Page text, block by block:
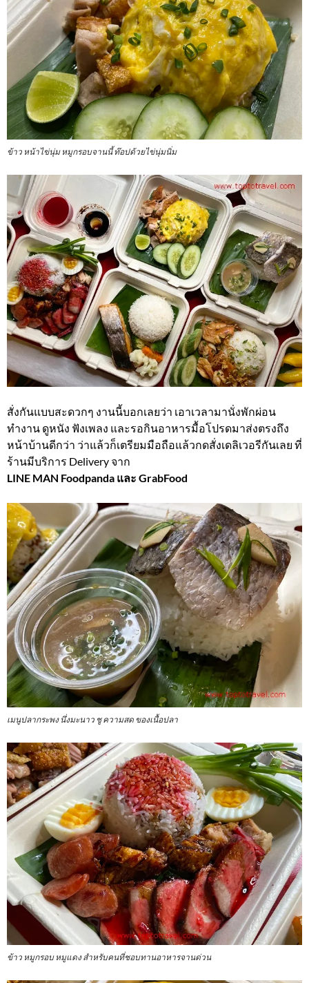
ข้าว หน้าไข่นุ่ม หมูกรอบจานนี้ ท๊อปด้วยไข่นุ่มนิ่ม
สั่งกันแบบสะดวกๆ งานนี้บอกเลยว่า เอาเวลามานั่งพักผ่อน
ทำงาน ดูหนัง ฟังเพลง และรอกินอาหารมื้อโปรดมาส่งตรงถึง
หน้าบ้านดีกว่า ว่าแล้วก็เตรียมมือถือแล้วกดสั่งเดลิเวอรีกันเลย ที่
ร้านมีบริการ Delivery จาก
LINE MAN Foodpanda และ GrabFood
เมนูปลากระพง นึ่งมะนาว ชู ความสด ของเนื้อปลา
ข้าว หมูกรอบ หมูแดง สำหรับคนที่ชอบทานอาหารจานด่วน